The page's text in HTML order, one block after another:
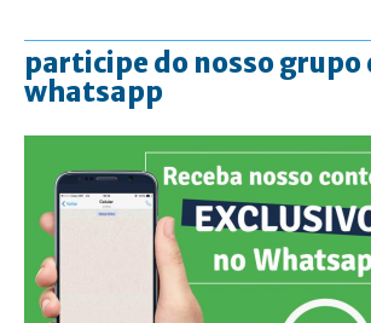
participe do nosso grupo
whatsapp